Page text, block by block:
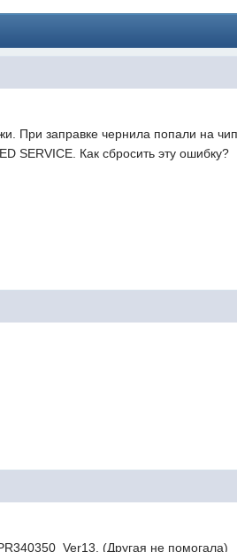
При заправке чернила попали на
SERVICE. Как сбросить эту ошибку?
(Другая не помогала)